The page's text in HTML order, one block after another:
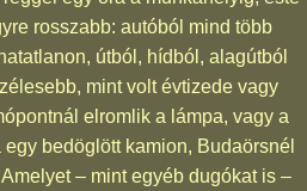
rosszabb: autóból mind több
útból, hídból, alagútból
mint volt évtizede vagy
elromlik a lámpa, vagy a
bedöglött kamion, Budaörsnél
– mint egyéb dugókat is –